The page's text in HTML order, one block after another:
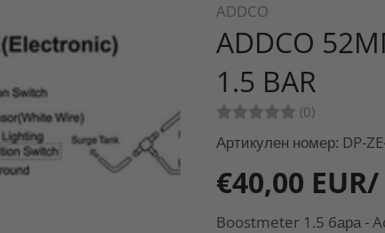
ADDCO
ADDCO
1.5 BAR
(0)
Артикулен номер: DP-
€40,00
Boostmeter 1.5 бара -